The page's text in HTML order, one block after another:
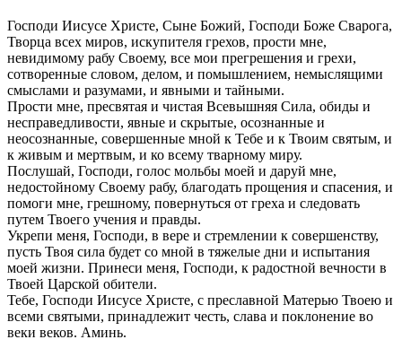
Господи Иисусе Христе, Сыне Божий, Господи Боже Сварога,
Творца всех миров, искупителя грехов, прости мне,
невидимому рабу Своему, все мои прегрешения и грехи,
сотворенные словом, делом, и помышлением, немыслящими
смыслами и разумами, и явными и тайными.
Прости мне, пресвятая и чистая Всевышняя Сила, обиды и
несправедливости, явные и скрытые, осознанные и
неосознанные, совершенные мной к Тебе и к Твоим святым, и
к живым и мертвым, и ко всему тварному миру.
Послушай, Господи, голос мольбы моей и даруй мне,
недостойному Своему рабу, благодать прощения и спасения, и
помоги мне, грешному, повернуться от греха и следовать
путем Твоего учения и правды.
Укрепи меня, Господи, в вере и стремлении к совершенству,
пусть Твоя сила будет со мной в тяжелые дни и испытания
моей жизни. Принеси меня, Господи, к радостной вечности в
Твоей Царской обители.
Тебе, Господи Иисусе Христе, с преславной Матерью Твоею и
всеми святыми, принадлежит честь, слава и поклонение во
веки веков. Аминь.